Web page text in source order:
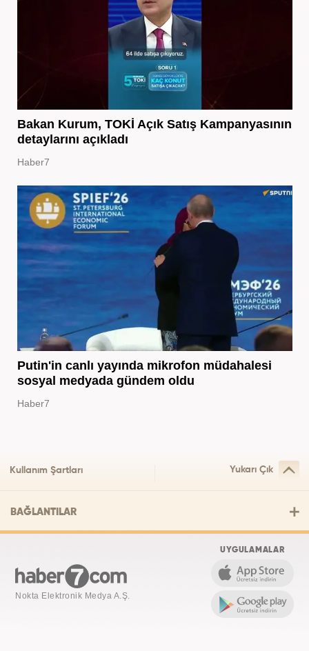
Bakan Kurum, TOKİ Açık Satış Kampanyasının
detaylarını açıkladı
Haber7
Putin'in canlı yayında mikrofon müdahalesi
sosyal medyada gündem oldu
Haber7
Kullanım Şartları Yukarı Çık
BAĞLANTILAR
Nokta Elektronik Medya A.Ş.
UYGULAMALAR